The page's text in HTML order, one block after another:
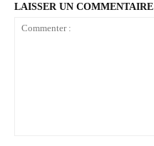
LAISSER UN COMMENTAIRE